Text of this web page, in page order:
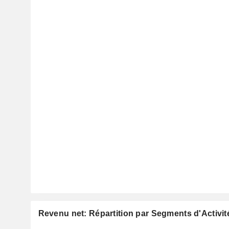
Revenu net: Répartition par Segments